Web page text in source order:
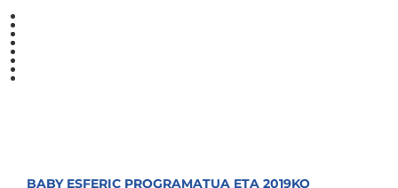
BABY ESFERIC PROGRAMATUA ETA 2019KO